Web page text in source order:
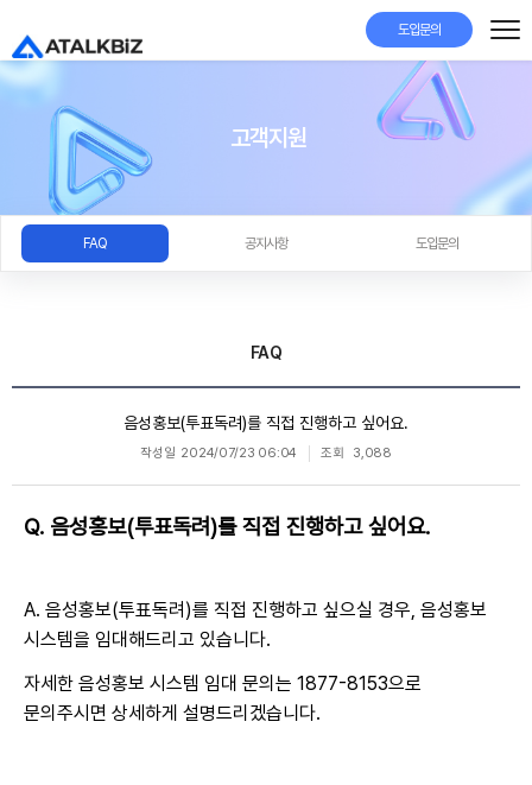
도입문의
고객지원
FAQ 공지사항 도입문의
FAQ
음성홍보(투표독려)를 직접 진행하고 싶어요.
작성일 2024/07/23 06:04 조회 3,088
Q. 음성홍보(투표독려)를 직접 진행하고 싶어요.
A. 음성홍보(투표독려)를 직접 진행하고 싶으실 경우, 음성홍보
시스템을 임대해드리고 있습니다.
자세한 음성홍보 시스템 임대 문의는 1877-8153으로
문의주시면 상세하게 설명드리겠습니다.